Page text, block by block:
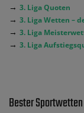
→ 3. Liga Quoten
→ 3. Liga Wetten –
→ 3. Liga
→ 3. Liga
Bester